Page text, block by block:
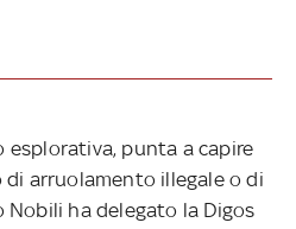
esplorativa, punta a capire
di arruolamento illegale o di
Nobili ha delegato la Digos